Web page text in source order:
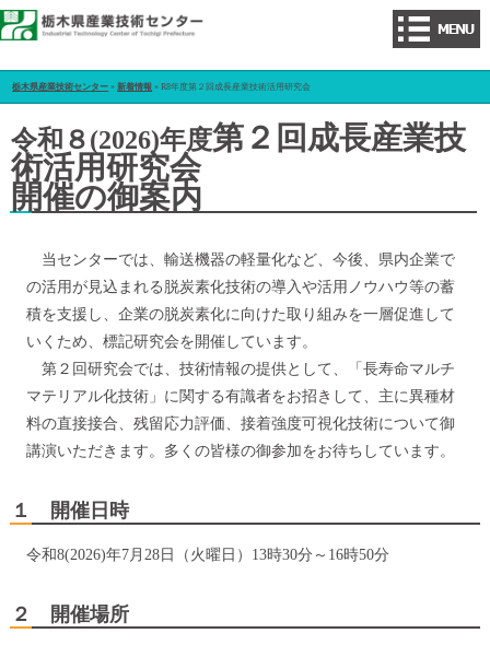
栃木県産業技術センター »新着情報 » R8年度第２回成長産業技術活用研究会
令和８(2026)年度第２回成長産業技
術活用研究会
開催の御案内
当センターでは、輸送機器の軽量化など、今後、県内企業で
の活用が見込まれる脱炭素化技術の導入や活用ノウハウ等の蓄
積を支援し、企業の脱炭素化に向けた取り組みを一層促進して
いくため、標記研究会を開催しています。
第２回研究会では、技術情報の提供として、「長寿命マルチ
マテリアル化技術」に関する有識者をお招きして、主に異種材
料の直接接合、残留応力評価、接着強度可視化技術について御
講演いただきます。多くの皆様の御参加をお待ちしています。
１ 開催日時
令和8(2026)年7月28日（火曜日）13時30分～16時50分
２ 開催場所